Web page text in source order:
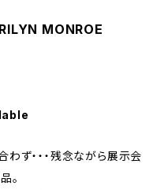
MONROE
ず・・・残念ながら展示会
。